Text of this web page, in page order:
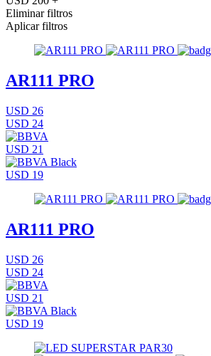
Eliminar filtros
Aplicar filtros
AR111 PRO
USD 26
USD 24
USD 21
USD 19
AR111 PRO
USD 26
USD 24
USD 21
USD 19